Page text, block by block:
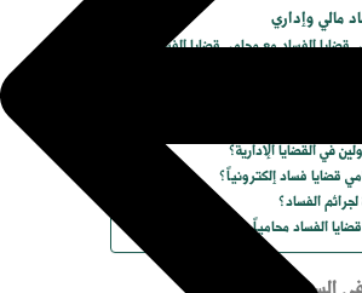
مالي وإداري
قضايا الفساد مع محامي قضايا الفساد
في القضايا الإدارية؟
قضايا فساد إلكترونياً؟
الفساد؟
الفساد محامياً متخصصاً؟